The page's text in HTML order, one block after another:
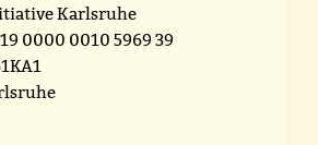
Karlsruhe
0000 0010 5969 39